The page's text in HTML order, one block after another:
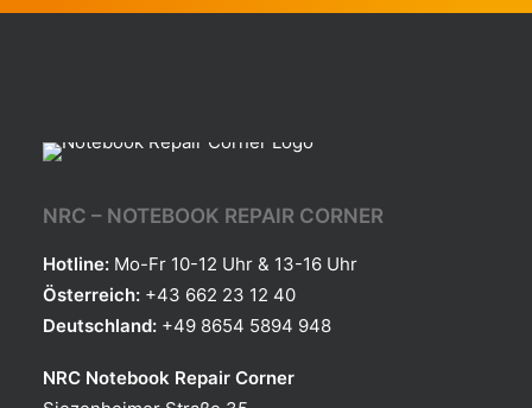
NRC – NOTEBOOK REPAIR CORNER
Hotline: Mo-Fr 10-12 Uhr & 13-16 Uhr
Österreich: +43 662 23 12 40
Deutschland: +49 8654 5894 948
NRC Notebook Repair Corner